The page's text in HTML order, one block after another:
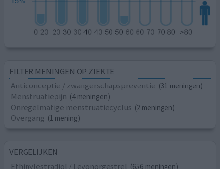
FILTER MENINGEN OP ZIEKTE
Anticonceptie / zwangerschapspreventie (31 meningen)
Menstruatiepijn (4 meningen)
Onregelmatige menstruatiecyclus (2 meningen)
Overgang (1 mening)
VERGELIJKEN
Ethinylestradiol / Levonorgestrel (656 meningen)